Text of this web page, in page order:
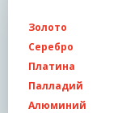
Золото
Серебро
Платина
Палладий
Алюминий